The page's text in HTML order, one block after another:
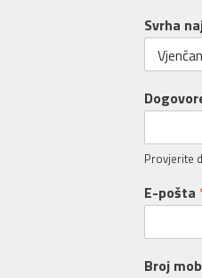
Svrha
Provjerite
E-pošta
Broj